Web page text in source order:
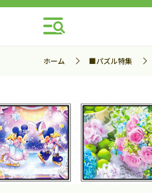
ホーム ■パズル特集